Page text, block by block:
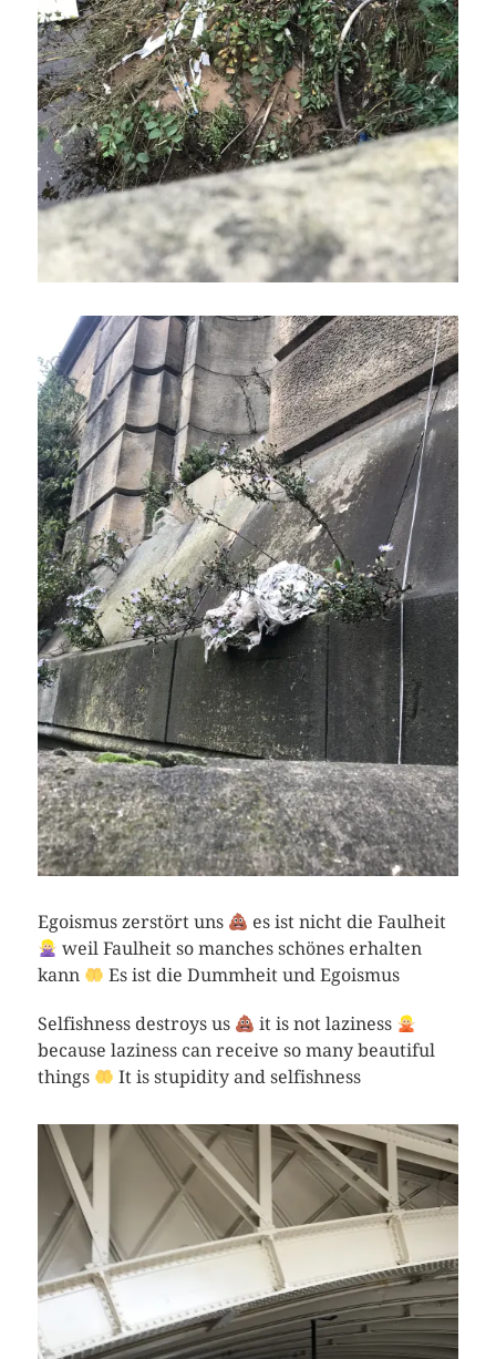
Egoismus zerstört uns
es ist nicht die Faulheit
weil Faulheit so manches schönes erhalten
kann
Es ist die Dummheit und Egoismus
Selfishness destroys us
it is not laziness
because laziness can receive so many beautiful
things
It is stupidity and selfishness